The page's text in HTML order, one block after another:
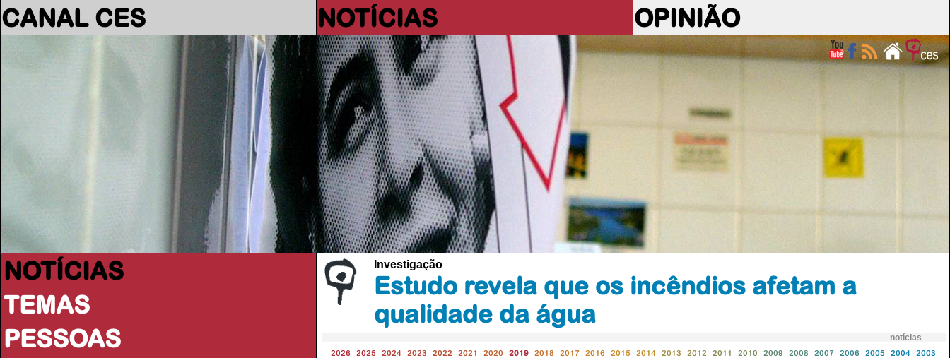
CANAL CES NOTÍCIAS OPINIÃO
NOTÍCIAS
TEMAS
PESSOAS
Investigação
Estudo revela que os incêndios afetam a
qualidade da água
notícias
2026 2025 2024 2023 2022 2021 2020 2019 2018 2017 2016 2015 2014 2013 2012 2011 2010 2009 2008 2007 2006 2005 2004 2003